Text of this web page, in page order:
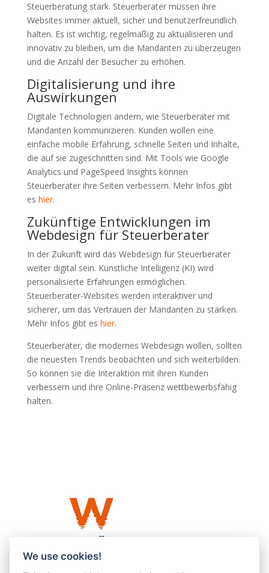
Steuerberatung stark. Steuerberater müssen ihre
Websites immer aktuell, sicher und benutzerfreundlich
halten. Es ist wichtig, regelmäßig zu aktualisieren und
innovativ zu bleiben, um die Mandanten zu überzeugen
und die Anzahl der Besucher zu erhöhen.
Digitalisierung und ihre
Auswirkungen
Digitale Technologien ändern, wie Steuerberater mit
Mandanten kommunizieren. Kunden wollen eine
einfache mobile Erfahrung, schnelle Seiten und Inhalte,
die auf sie zugeschnitten sind. Mit Tools wie Google
Analytics und PageSpeed Insights können
Steuerberater ihre Seiten verbessern. Mehr Infos gibt
es hier.
Zukünftige Entwicklungen im
Webdesign für Steuerberater
In der Zukunft wird das Webdesign für Steuerberater
weiter digital sein. Künstliche Intelligenz (KI) wird
personalisierte Erfahrungen ermöglichen.
Steuerberater-Websites werden interaktiver und
sicherer, um das Vertrauen der Mandanten zu stärken.
Mehr Infos gibt es hier.
Steuerberater, die modernes Webdesign wollen, sollten
die neuesten Trends beobachten und sich weiterbilden.
So können sie die Interaktion mit ihren Kunden
verbessern und ihre Online-Präsenz wettbewerbsfähig
halten.
We use cookies!